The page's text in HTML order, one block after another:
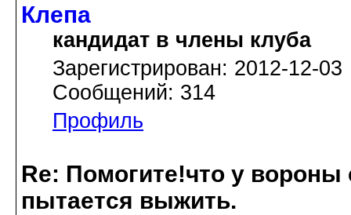
Клепа
кандидат в члены клуба
Зарегистрирован: 2012-12-03
Сообщений: 314
Профиль
Re: Помогите!что у
пытается выжить.